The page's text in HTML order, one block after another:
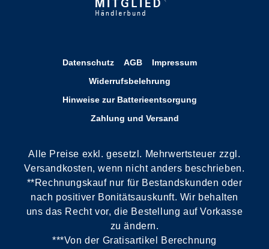
Datenschutz AGB
Impressum
Widerrufsbelehrung
Hinweise zur Batterieentsorgung
Zahlung und Versand
Alle Preise exkl. gesetzl. Mehrwertsteuer zzgl.
Versandkosten, wenn nicht anders beschrieben.
**Rechnungskauf nur für Bestandskunden oder
nach positiver Bonitätsauskunft. Wir behalten
uns das Recht vor, die Bestellung auf Vorkasse
zu ändern.
***Von der Gratisartikel Berechnung